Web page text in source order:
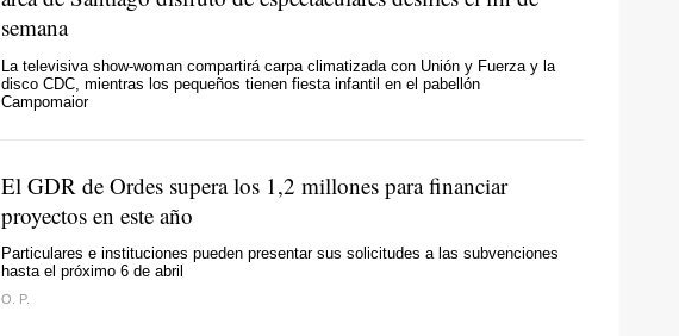
semana
La televisiva show-woman compartirá carpa climatizada con Unión y Fuerza y la
disco CDC, mientras los pequeños tienen fiesta infantil en el pabellón
Campomaior
El GDR de Ordes supera los 1,2 millones para financiar
proyectos en este año
Particulares e instituciones pueden presentar sus solicitudes a las subvenciones
hasta el próximo 6 de abril
O. P.